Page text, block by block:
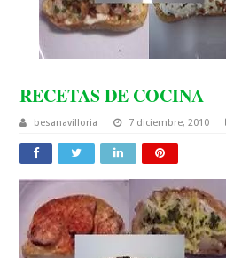
RECETAS DE COCINA
besanavilloria 7 diciembre, 2010